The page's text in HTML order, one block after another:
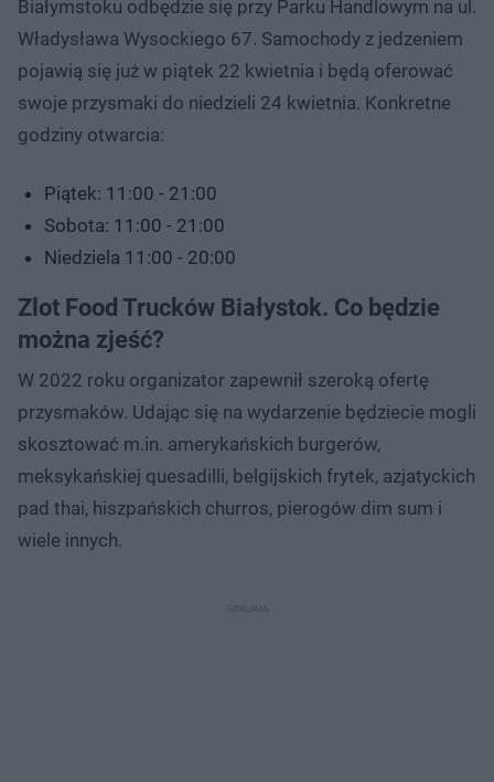
Białymstoku odbędzie się przy Parku Handlowym na ul.
Władysława Wysockiego 67. Samochody z jedzeniem
pojawią się już w piątek 22 kwietnia i będą oferować
swoje przysmaki do niedzieli 24 kwietnia. Konkretne
godziny otwarcia:
Piątek: 11:00 - 21:00
Sobota: 11:00 - 21:00
Niedziela 11:00 - 20:00
Zlot Food Trucków Białystok. Co będzie
można zjeść?
W 2022 roku organizator zapewnił szeroką ofertę
przysmaków. Udając się na wydarzenie będziecie mogli
skosztować m.in. amerykańskich burgerów,
meksykańskiej quesadilli, belgijskich frytek, azjatyckich
pad thai, hiszpańskich churros, pierogów dim sum i
wiele innych.